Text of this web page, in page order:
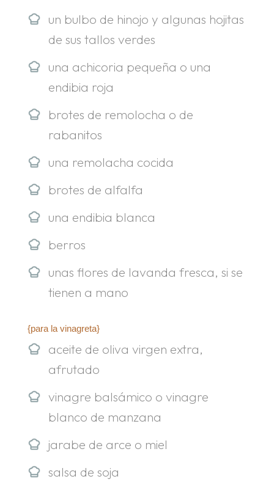
un bulbo de hinojo y algunas hojitas
de sus tallos verdes
una achicoria pequeña o una
endibia roja
brotes de remolocha o de
rabanitos
una remolacha cocida
brotes de alfalfa
una endibia blanca
berros
unas flores de lavanda fresca, si se
tienen a mano
{para la vinagreta}
aceite de oliva virgen extra,
afrutado
vinagre balsámico o vinagre
blanco de manzana
jarabe de arce o miel
salsa de soja